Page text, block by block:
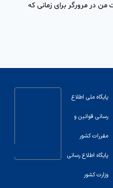
من در مرورگر برای زمانی که
پایگاه ملی اطلاع
رسانی قوانین و
مقررات کشور
پایگاه اطلاع رسانی
وزارت کشور